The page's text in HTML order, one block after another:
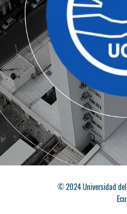
© 2024 Universidad del